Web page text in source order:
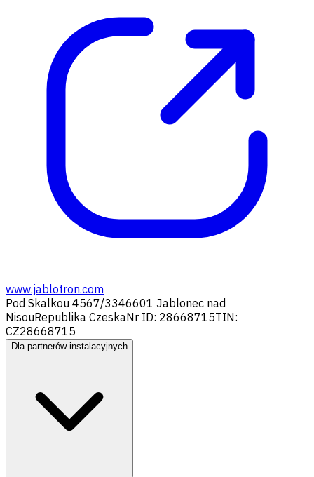
www.jablotron.com
Pod Skalkou 4567/3346601 Jablonec nad
NisouRepublika CzeskaNr ID: 28668715TIN:
CZ28668715
Dla partnerów instalacyjnych